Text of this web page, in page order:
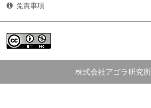
免責事項
株式会社アゴラ研究所